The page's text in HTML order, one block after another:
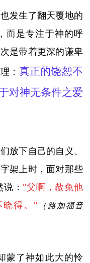
也发生了翻天覆地的
而是专注于神的呼
是带着更深的谦卑
： 真正的饶恕不
对神无条件之爱
放下自己的自义、
架上时，面对那些
： "父啊，赦免他
得。 " （路加福音
蒙了神如此大的怜